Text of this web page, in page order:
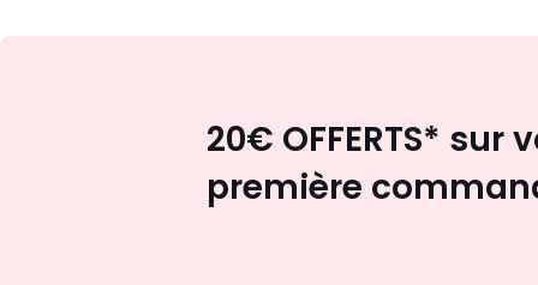
20€ OFFERTS* sur
première